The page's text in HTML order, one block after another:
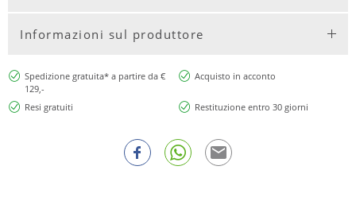
Informazioni sul produttore
Spedizione gratuita* a partire da €
129,-
Acquisto in acconto
Resi gratuiti Restituzione entro 30 giorni